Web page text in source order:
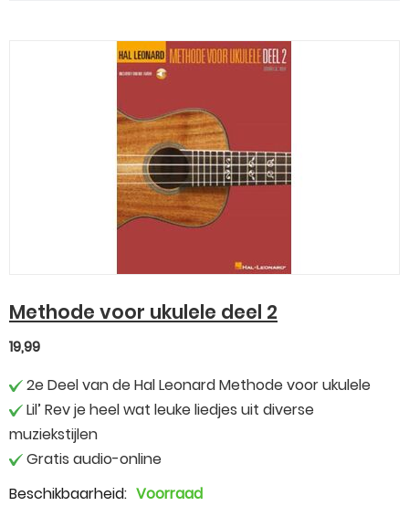
Methode voor ukulele deel 2
19,99
2e Deel van de Hal Leonard Methode voor ukulele
Lil’ Rev je heel wat leuke liedjes uit diverse
muziekstijlen
Gratis audio-online
Beschikbaarheid: Voorraad